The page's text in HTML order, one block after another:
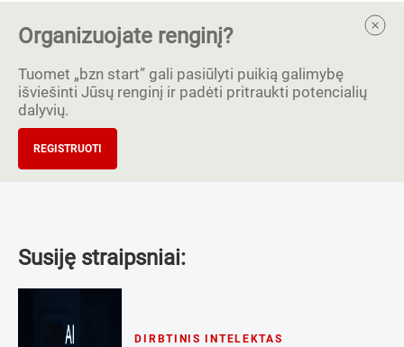
Organizuojate renginį?
Tuomet „bzn start” gali pasiūlyti puikią galimybę
išviešinti Jūsų renginį ir padėti pritraukti potencialių
dalyvių.
REGISTRUOTI
Susiję straipsniai:
DIRBTINIS INTELEKTAS